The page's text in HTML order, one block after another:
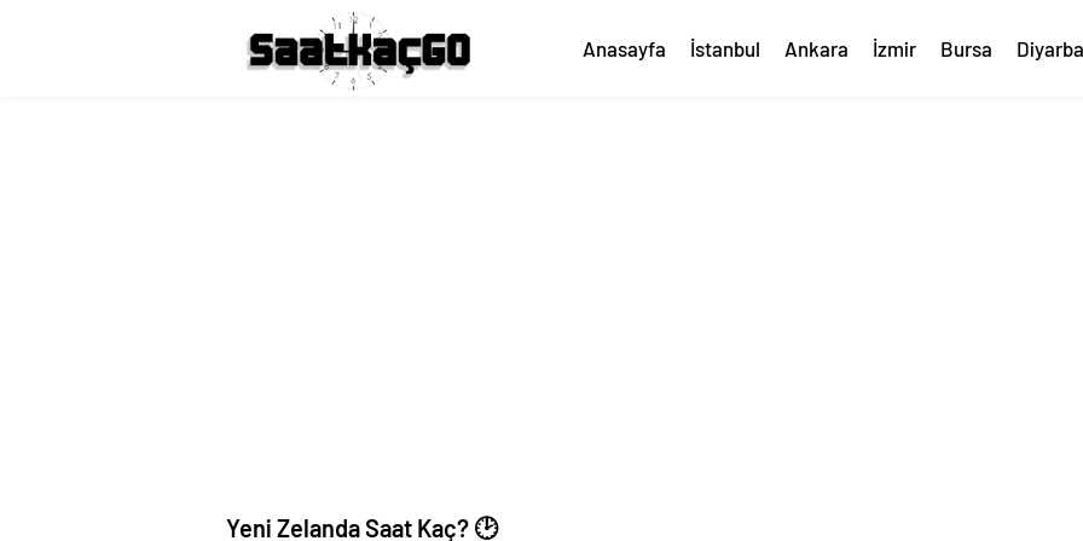
Anasayfa İstanbul Ankara İzmir Bursa
Yeni Zelanda Saat Kaç? 🕑